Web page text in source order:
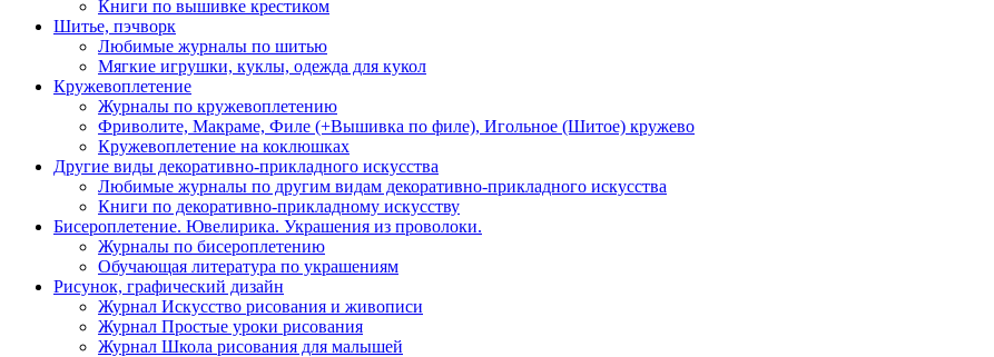
Книги по вышивке крестиком
Шитье, пэчворк
Любимые журналы по шитью
Мягкие игрушки, куклы, одежда для кукол
Кружевоплетение
Журналы по кружевоплетению
Фриволите, Макраме, Филе (+Вышивка по филе), Игольное (Шитое) кружево
Кружевоплетение на коклюшках
Другие виды декоративно-прикладного искусства
Любимые журналы по другим видам декоративно-прикладного искусства
Книги по декоративно-прикладному искусству
Бисероплетение. Ювелирика. Украшения из проволоки.
Журналы по бисероплетению
Обучающая литература по украшениям
Рисунок, графический дизайн
Журнал Искусство рисования и живописи
Журнал Простые уроки рисования
Журнал Школа рисования для малышей